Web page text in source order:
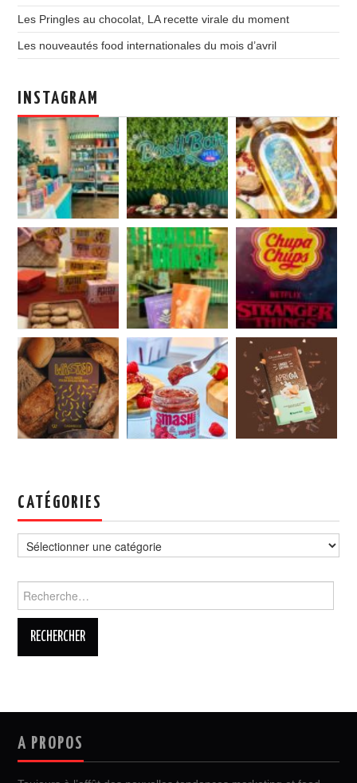
Les Pringles au chocolat, LA recette virale du moment
Les nouveautés food internationales du mois d’avril
INSTAGRAM
CATÉGORIES
A PROPOS